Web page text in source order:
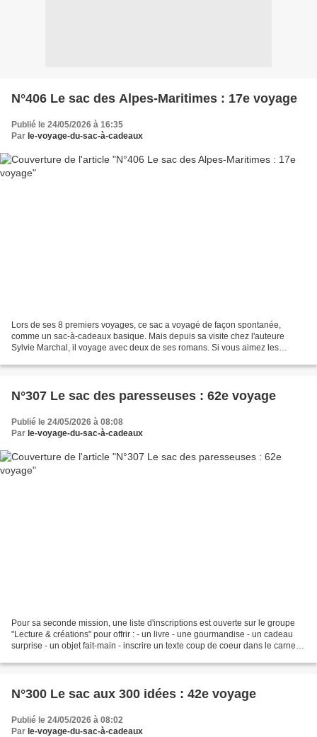
N°406 Le sac des Alpes-Maritimes : 17e voyage
Publié le 24/05/2026 à 16:35
Par le-voyage-du-sac-à-cadeaux
Lors de ses 8 premiers voyages, ce sac a voyagé de façon spontanée,
comme un sac-à-cadeaux basique. Mais depuis sa visite chez l'auteure
Sylvie Marchal, il voyage avec deux de ses romans. Si vous aimez les
N°307 Le sac des paresseuses : 62e voyage
Publié le 24/05/2026 à 08:08
Par le-voyage-du-sac-à-cadeaux
Pour sa seconde mission, une liste d'inscriptions est ouverte sur le groupe
"Lecture & créations" pour offrir : - un livre - une gourmandise - un cadeau
surprise - un objet fait-main - inscrire un texte coup de coeur dans le carnet -
N°300 Le sac aux 300 idées : 42e voyage
Publié le 24/05/2026 à 08:02
Par le-voyage-du-sac-à-cadeaux